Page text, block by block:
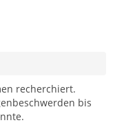
recherchiert.
bis